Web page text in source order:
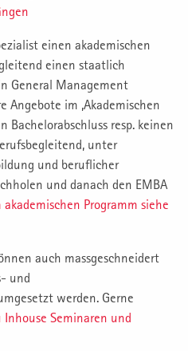
einen akademischen
einen staatlich
General Management
Angebote im ‚Akademischen
Bachelorabschluss resp. keinen
unter
und beruflicher
und danach den EMBA
Programm siehe
auch massgeschneidert
und
werden. Gerne
Inhouse Seminaren und